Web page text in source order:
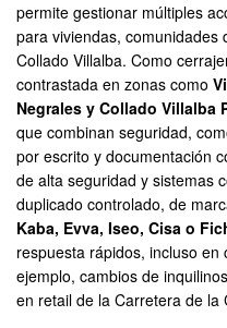
permite gestionar múltiples
para viviendas, comunidades
Collado Villalba. Como
contrastada en zonas como
Negrales y Collado Villalba
que combinan seguridad,
por escrito y documentación
de alta seguridad y sistemas
duplicado controlado, de
Kaba, Evva, Iseo, Cisa o
respuesta rápidos, incluso
ejemplo, cambios de
en retail de la Carretera de la